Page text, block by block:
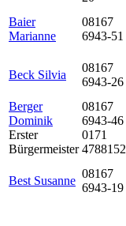
Baier
Marianne
08167
6943-51
Beck Silvia
08167
6943-26
Berger
Dominik
Erster
Bürgermeister
08167
6943-46
0171
4788152
Best Susanne
08167
6943-19